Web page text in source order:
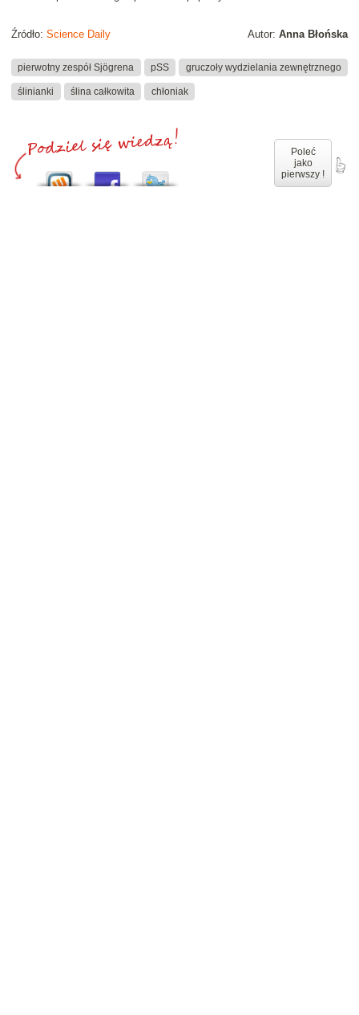
Autor: Anna Błońska
Źródło: Science Daily
pierwotny zespół Sjögrena pSS gruczoły wydzielania zewnętrznego
ślinianki ślina całkowita chłoniak
Poleć
jako
pierwszy !